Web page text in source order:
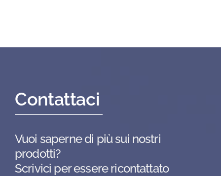
Contattaci
Vuoi saperne di più sui nostri
prodotti?
Scrivici per essere ricontattato